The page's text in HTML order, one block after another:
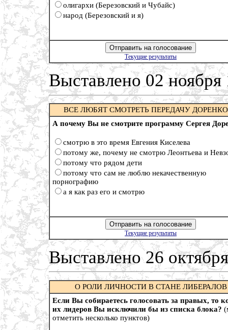
олигархи (Березовский и Чубайс)
народ (Березовский и я)
Текущие результаты
Выставлено 02 ноября
ВСЕ ЛЮБЯТ СМОТРЕТЬ ПЕРЕДАЧУ
А почему Вы не смотрите программу Сергея
смотрю в это время Евгения Киселева
потому же, почему не смотрю Леонтьева и
потому что рядом дети
потому что сам не люблю некачественную
порнографию
а я как раз его и смотрю
Текущие результаты
Выставлено 26
О РОЛИ ЛИЧНОСТИ В СТАНЕ ЛИБЕРАЛОВ
Если Вы собираетесь голосовать за правых, то
их лидеров Вы исключили бы из списка блока?
отметить несколько пунктов)